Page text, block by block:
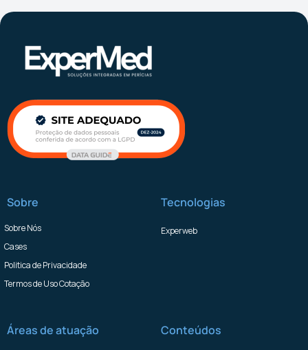
Sobre
Sobre Nós
Cases
Politica de Privacidade
Termos de Uso Cotação
Tecnologias
Experweb
Áreas de atuação Conteúdos